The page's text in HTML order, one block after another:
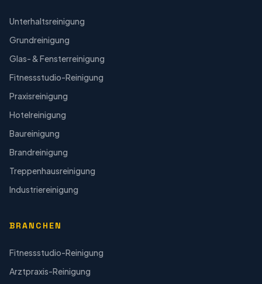
Unterhaltsreinigung
Grundreinigung
Glas- & Fensterreinigung
Fitnessstudio-Reinigung
Praxisreinigung
Hotelreinigung
Baureinigung
Brandreinigung
Treppenhausreinigung
Industriereinigung
BRANCHEN
Fitnessstudio-Reinigung
Arztpraxis-Reinigung